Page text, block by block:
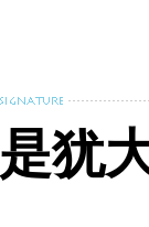
是犹